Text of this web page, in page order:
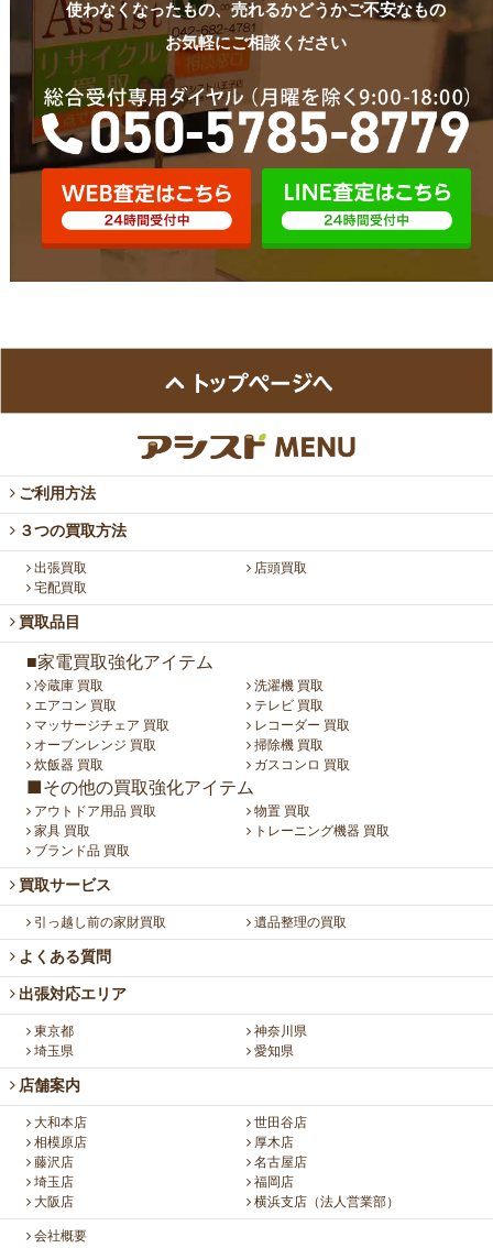
使わなくなったもの、売れるかどうかご不安なもの
お気軽にご相談ください
ご利用方法
３つの買取方法
出張買取
店頭買取
宅配買取
買取品目
■家電買取強化アイテム
冷蔵庫 買取
洗濯機 買取
エアコン 買取
テレビ 買取
マッサージチェア 買取
レコーダー 買取
オーブンレンジ 買取
掃除機 買取
炊飯器 買取
ガスコンロ 買取
■その他の買取強化アイテム
アウトドア用品 買取
物置 買取
家具 買取
トレーニング機器 買取
ブランド品 買取
買取サービス
引っ越し前の家財買取 遺品整理の買取
よくある質問
出張対応エリア
東京都
神奈川県
埼玉県
愛知県
店舗案内
大和本店
世田谷店
相模原店
厚木店
藤沢店
名古屋店
埼玉店
福岡店
大阪店
横浜支店（法人営業部）
会社概要